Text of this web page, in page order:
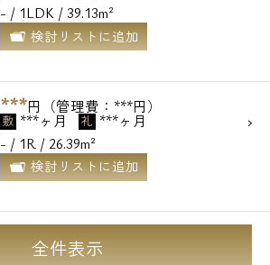
- / 1LDK / 39.13m²
検討リストに追加
***円（管理費：***円）
敷 ***ヶ月 礼 ***ヶ月
- / 1R / 26.39m²
検討リストに追加
全件表示